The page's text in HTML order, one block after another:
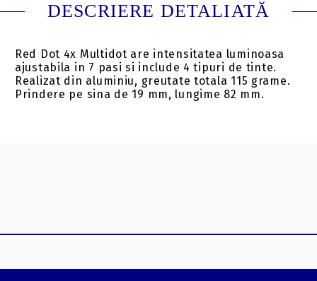
DESCRIERE DETALIATĂ
Red Dot 4x Multidot are intensitatea luminoasa
ajustabila in 7 pasi si include 4 tipuri de tinte.
Realizat din aluminiu, greutate totala 115 grame.
Prindere pe sina de 19 mm, lungime 82 mm.